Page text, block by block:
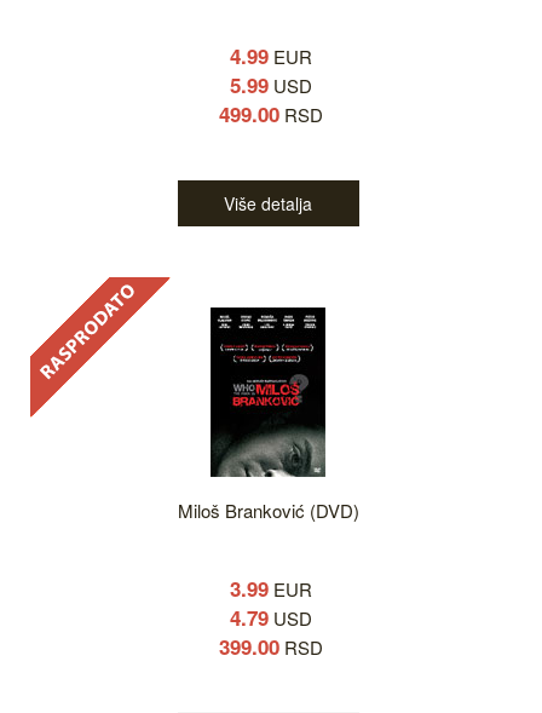
4.99 EUR
5.99 USD
499.00 RSD
Više detalja
Miloš Branković (DVD)
3.99 EUR
4.79 USD
399.00 RSD